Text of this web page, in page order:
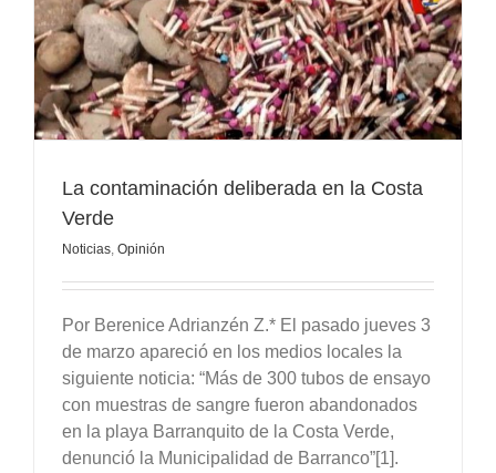
La contaminación deliberada en la Costa
Verde
Noticias Opinión
Por Berenice Adrianzén Z.* El pasado jueves 3
de marzo apareció en los medios locales la
siguiente noticia: “Más de 300 tubos de ensayo
con muestras de sangre fueron abandonados
en la playa Barranquito de la Costa Verde,
denunció la Municipalidad de Barranco”[1].